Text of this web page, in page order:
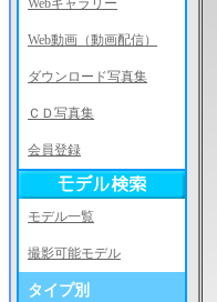
Webギャラリー
Web動画（動画配信）
ダウンロード写真集
ＣＤ写真集
会員登録
モデル一覧
撮影可能モデル
タイプ別